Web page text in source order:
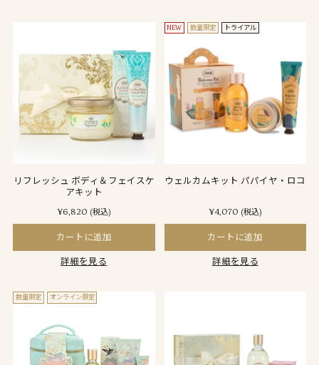
リフレッシュ ボディ＆フェイスケ
アキット
¥6,820 (税込)
カートに追加
詳細を見る
NEW 数量限定 トライアル
ウェルカムキット パパイヤ・ロコ
¥4,070 (税込)
カートに追加
詳細を見る
数量限定 オンライン限定